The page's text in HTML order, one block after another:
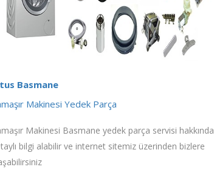
Basmane
Makinesi Yedek Parça
Makinesi Basmane yedek parça servisi hakkında
bilgi alabilir ve internet sitemiz üzerinden bizlere